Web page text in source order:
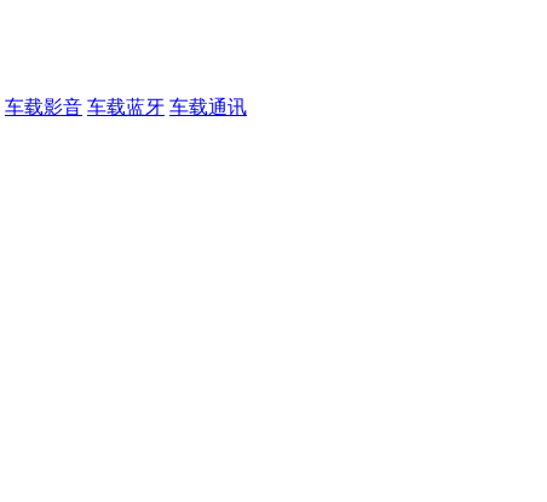
车载影音 车载蓝牙 车载通讯